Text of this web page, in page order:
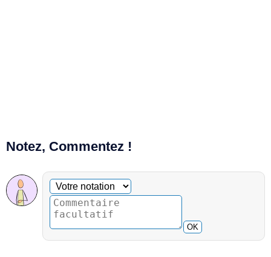
Notez, Commentez !
Commentaire facultatif
Votre notation
OK